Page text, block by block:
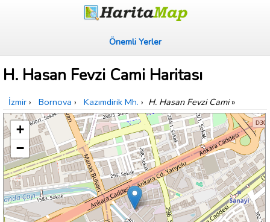
Önemli Yerler
H. Hasan Fevzi Cami Haritası
İzmir › Bornova › Kazımdirik Mh. › H. Hasan Fevzi Cami»
+
−